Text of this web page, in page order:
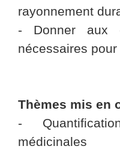
rayonnement
- Donner aux
nécessaires
Thèmes mis en
-
médicinales